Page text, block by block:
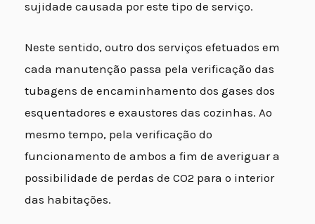
sujidade causada por este tipo de serviço.
Neste sentido, outro dos serviços efetuados em
cada manutenção passa pela verificação das
tubagens de encaminhamento dos gases dos
esquentadores e exaustores das cozinhas. Ao
mesmo tempo, pela verificação do
funcionamento de ambos a fim de averiguar a
possibilidade de perdas de CO2 para o interior
das habitações.